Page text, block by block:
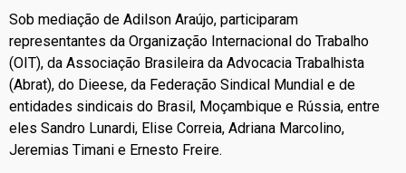
Sob mediação de Adilson Araújo, participaram
representantes da Organização Internacional do Trabalho
(OIT), da Associação Brasileira da Advocacia Trabalhista
(Abrat), do Dieese, da Federação Sindical Mundial e de
entidades sindicais do Brasil, Moçambique e Rússia, entre
eles Sandro Lunardi, Elise Correia, Adriana Marcolino,
Jeremias Timani e Ernesto Freire.